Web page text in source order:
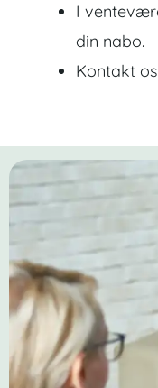
I
din nabo.
Kontakt